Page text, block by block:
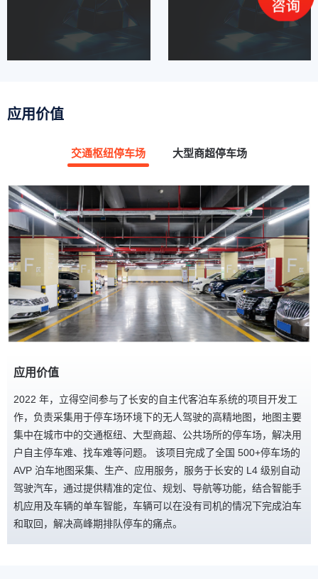
应用价值
交通枢纽停车场 大型商超停车场
应用价值
2022 年，立得空间参与了长安的自主代客泊车系统的项目开发工
作，负责采集用于停车场环境下的无人驾驶的高精地图，地图主要
集中在城市中的交通枢纽、大型商超、公共场所的停车场，解决用
户自主停车难、找车难等问题。 该项目完成了全国 500+停车场的
AVP 泊车地图采集、生产、应用服务，服务于长安的 L4 级别自动
驾驶汽车，通过提供精准的定位、规划、导航等功能，结合智能手
机应用及车辆的单车智能，车辆可以在没有司机的情况下完成泊车
和取回，解决高峰期排队停车的痛点。